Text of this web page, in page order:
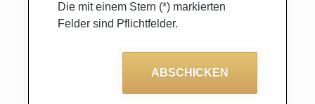
Die mit einem Stern (*) markierten
Felder sind Pflichtfelder.
ABSCHICKEN